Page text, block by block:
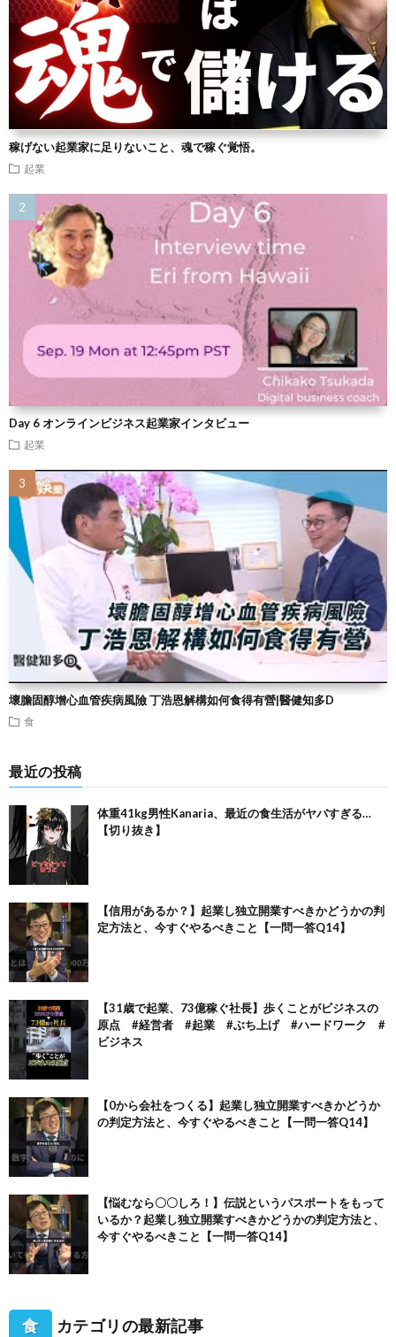
稼げない起業家に足りないこと、魂で稼ぐ覚悟。
起業
Day 6 オンラインビジネス起業家インタビュー
起業
壞膽固醇增心血管疾病風險 丁浩恩解構如何食得有營|醫健知多D
食
最近の投稿
体重41kg男性Kanaria、最近の食生活がヤバすぎる…
【切り抜き】
【信用があるか？】起業し独立開業すべきかどうかの判
定方法と、今すぐやるべきこと【一問一答Q14】
【31歳で起業、73億稼ぐ社長】歩くことがビジネスの
原点 #経営者 #起業 #ぶち上げ #ハードワーク #
ビジネス
【0から会社をつくる】起業し独立開業すべきかどうか
の判定方法と、今すぐやるべきこと【一問一答Q14】
【悩むなら〇〇しろ！】伝説というパスポートをもって
いるか？起業し独立開業すべきかどうかの判定方法と、
今すぐやるべきこと【一問一答Q14】
食 カテゴリの最新記事